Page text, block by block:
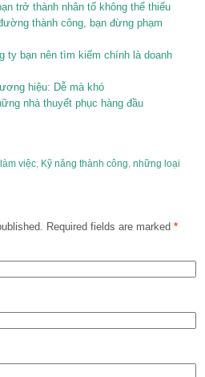
trở thành nhân tố không thể thiếu
thành công, bạn đừng phạm
ty bạn nên tìm kiếm chính là doanh
hiệu: Dễ mà khó
nhà thuyết phục hàng đầu
việc Kỹ năng thành công những loại
Required fields are marked *